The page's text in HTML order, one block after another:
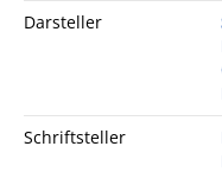
Darsteller
Schriftsteller